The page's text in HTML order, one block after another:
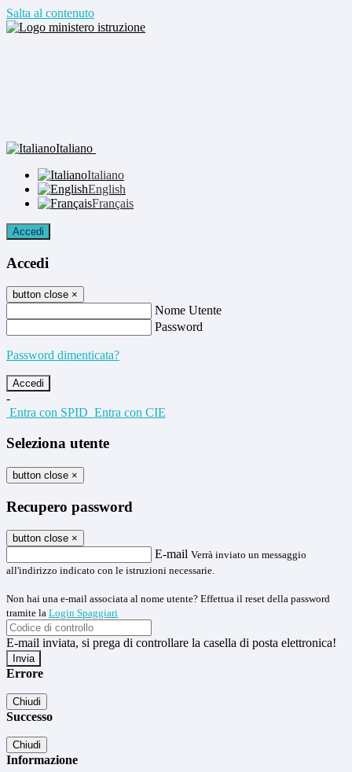
Salta al contenuto
Italiano
Italiano
English
Français
Accedi
Accedi
button close ×
Nome Utente
Password
Password dimenticata?
-
Entra con SPID Entra con CIE
Seleziona utente
button close ×
Recupero password
button close ×
E-mail Verrà inviato un messaggio
all'indirizzo indicato con le istruzioni necessarie.
Non hai una e-mail associata al nome utente? Effettua il reset della password
tramite la Login Spaggiari
E-mail inviata, si prega di controllare la casella di posta elettronica!
Errore
Chiudi
Successo
Chiudi
Informazione